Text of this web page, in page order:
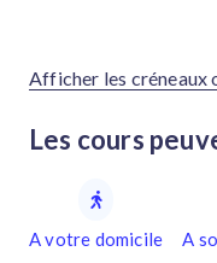
Afficher les créneaux
Les cours
A votre domicile A